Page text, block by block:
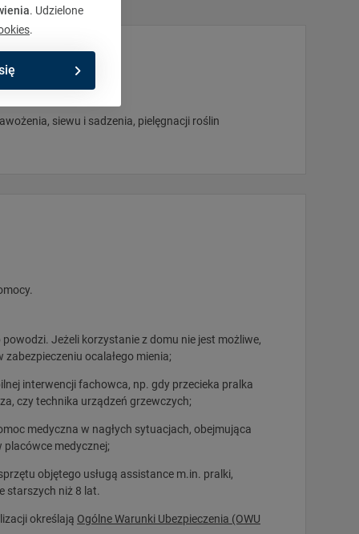
siewu i sadzenia, pielęgnacji roślin
Jeżeli korzystanie z domu nie jest możliwe,
ocalałego mienia;
interwencji fachowca, np. gdy przecieka pralka
czy technika urządzeń grzewczych;
medyczna w nagłych sytuacjach, obejmująca
medycznej;
objętego usługą assistance m.in. pralki,
starszych niż 8 lat.
określają Ogólne Warunki Ubezpieczenia (OWU
. Udzielone
.